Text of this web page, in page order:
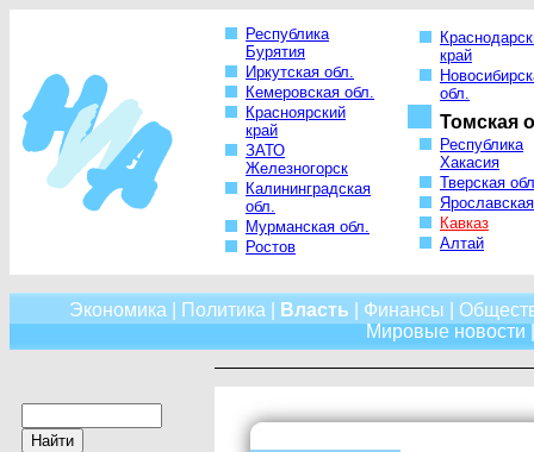
Республика
Бурятия
Иркутская обл.
Кемеровская обл.
Красноярский
край
ЗАТО
Железногорск
Калининградская
обл.
Мурманская обл.
Ростов
край
обл.
Томская
Республика
Хакасия
Тверская
Кавказ
Алтай
Экономика Политика Власть Финансы
Мировые новости